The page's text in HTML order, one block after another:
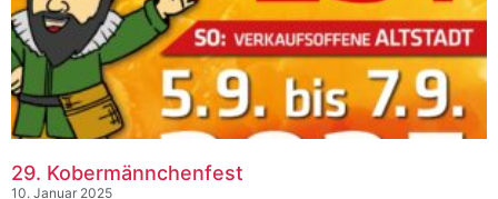
29. Kobermännchenfest
10. Januar 2025